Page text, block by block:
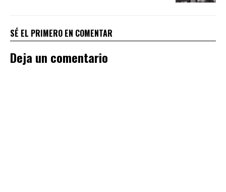
SÉ EL PRIMERO EN COMENTAR
Deja un comentario